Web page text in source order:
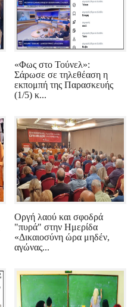
«Φως στο Τούνελ»:
Σάρωσε σε τηλεθέαση η
εκπομπή της Παρασκευής
(1/5) κ...
Οργή λαού και σφοδρά
"πυρά" στην Ημερίδα
«Δικαιοσύνη ώρα μηδέν,
αγώνας...